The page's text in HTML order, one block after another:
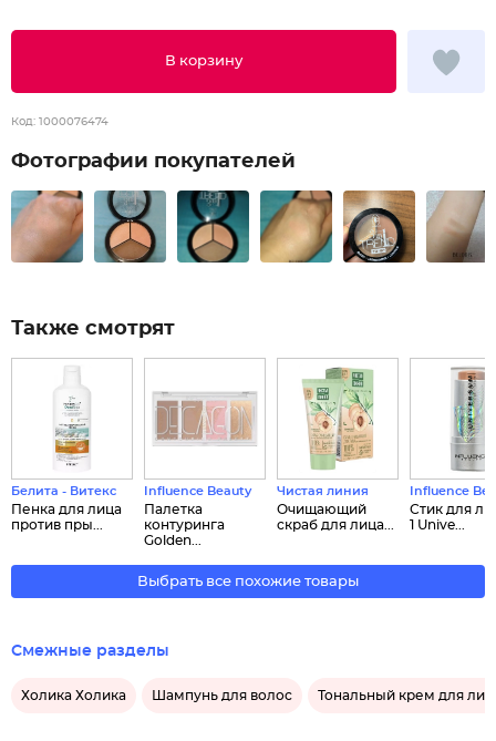
В корзину
Код: 1000076474
Фотографии покупателей
Также смотрят
Белита - Витекс
Пенка для лица
против пры...
Influence Beauty
Палетка
контуринга
Golden...
Чистая линия
Очищающий
скраб для лица...
Influence
Стик для
1 Unive...
Выбрать все похожие товары
Смежные разделы
Холика Холика Шампунь для волос Тональный крем для